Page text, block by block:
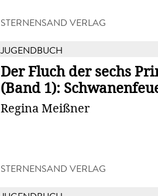
STERNENSAND VERLAG
JUGENDBUCH
Der Fluch der sechs
(Band 1):
Regina Meißner
STERNENSAND VERLAG